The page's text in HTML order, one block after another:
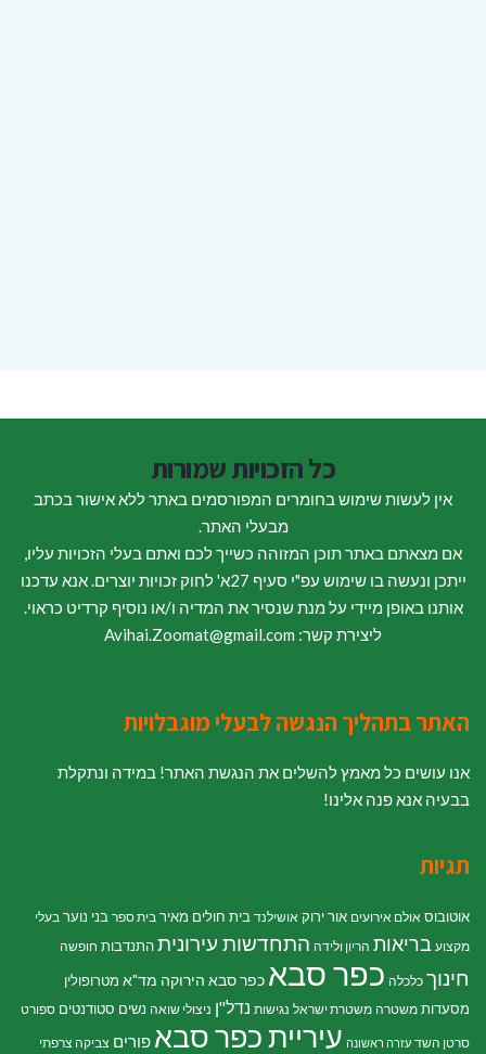
כל הזכויות שמורות
אין לעשות שימוש בחומרים המפורסמים באתר ללא אישור בכתב
מבעלי האתר.
אם מצאתם באתר תוכן המזוהה כשייך לכם ואתם בעלי הזכויות עליו,
ייתכן ונעשה בו שימוש עפ"י סעיף 27א' לחוק זכויות יוצרים. אנא עדכנו
אותנו באופן מיידי על מנת שנסיר את המדיה ו/או נוסיף קרדיט כראוי.
ליצירת קשר: Avihai.Zoomat@gmail.com
האתר בתהליך הנגשה לבעלי מוגבלויות
אנו עושים כל מאמץ להשלים את הנגשת האתר! במידה ונתקלת
בבעיה אנא פנה אלינו!
תגיות
אוטובוס אולם אירועים אור ירוק אושילנד בית חולים מאיר בית ספר בני נוער בעלי
מקצוע בריאות הריון ולידה התחדשות עירוניתהתנדבות חופשה
חינוך כלכלה כפר סבא כפר סבא הירוקה מד"א מטרופולין
מסעדות משטרה משטרת ישראל נגישות נדל"ן ניצולי שואה נשים סטודנטים ספורט
סרטן השד עזרה ראשונה עיריית כפר סבא פורים צביקה צרפתי